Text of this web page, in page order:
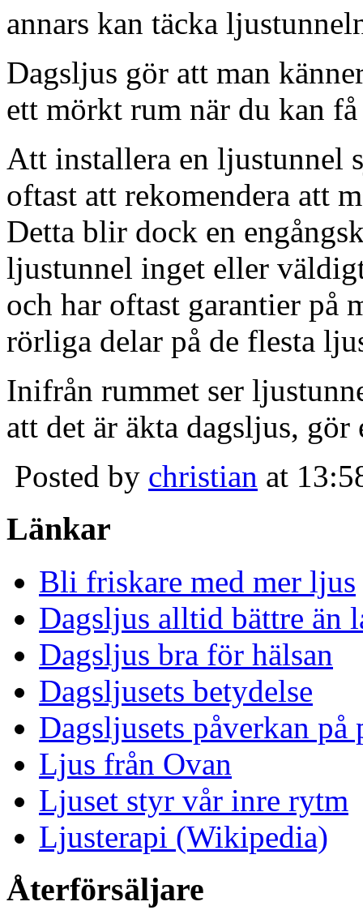
annars kan täcka
Dagsljus gör att man
ett mörkt rum när du kan
Att installera en ljustunnel
oftast att rekomendera att
Detta blir dock en
ljustunnel inget eller
och har oftast garantier på
rörliga delar på de flesta
Inifrån rummet ser
att det är äkta dagsljus,
Posted by christian at
Länkar
Bli friskare med mer ljus
Dagsljus alltid bättre än
Dagsljus bra för hälsan
Dagsljusets betydelse
Dagsljusets påverkan på
Ljus från Ovan
Ljuset styr vår inre rytm
Ljusterapi (Wikipedia)
Återförsäljare